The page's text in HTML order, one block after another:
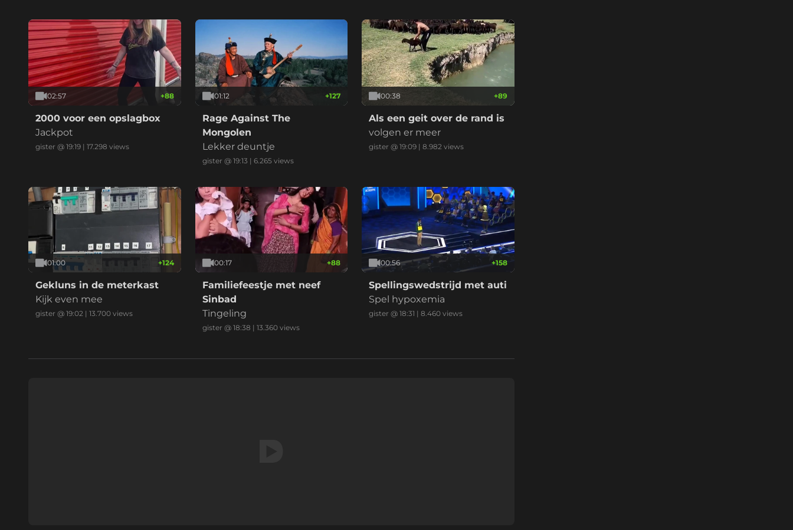
02:57 +88
2000 voor een opslagbox
Jackpot
gister @ 19:19 | 17.298 views
01:12 +127
Rage Against The
Mongolen
Lekker deuntje
gister @ 19:13 | 6.265views
00:38 +89
Als een geit over de rand is
volgen er meer
gister @ 19:09 |8.982 views
01:00 +124
Gekluns in de meterkast
Kijk even mee
gister @ 19:02 | 13.700 views
00:17 +88
Familiefeestje met neef
Sinbad
Tingeling
gister @ 18:38 | 13.360views
00:56 +158
Spellingswedstrijd met auti
Spel hypoxemia
gister @ 18:31 |8.460 views